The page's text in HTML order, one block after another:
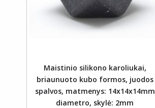
Maistinio silikono karoliukai,
briaunuoto kubo formos, juodos
spalvos, matmenys: 14x14x14mm
diametro, skylė: 2mm